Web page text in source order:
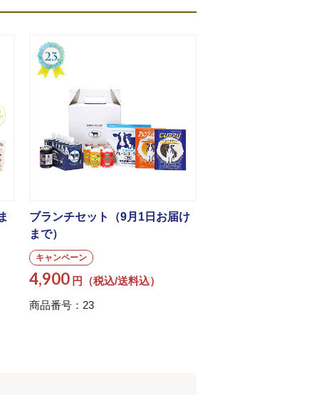
ブランチセット（9月1日お届け
まで）
キャンペーン
4,900 円（税込/送料込）
商品番号：23